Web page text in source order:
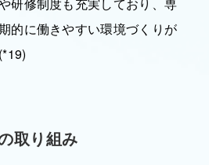
的に働きやすい環境づくりが
取り組み